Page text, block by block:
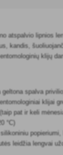
atspalvio lipnios
kandis,
klijų
geltona spalva
klijai
pat ir keli
°C)
leidžia lengvai